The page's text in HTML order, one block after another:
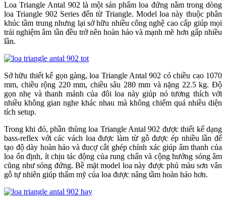
Loa Triangle Antal 902 là một sản phẩm loa đứng nằm trong dòng
loa Triangle 902 Series đến từ Triangle. Model loa này thuộc phân
khúc tầm trung nhưng lại sở hữu nhiều công nghệ cao cấp giúp mọi
trải nghiệm âm tần đều trở nên hoàn hảo và mạnh mẽ hơn gấp nhiều
lần.
Sở hữu thiết kế gọn gàng, loa Triangle Antal 902 có chiều cao 1070
mm, chiều rộng 220 mm, chiều sâu 280 mm và nặng 22.5 kg. Độ
gọn nhẹ và thanh mảnh của đôi loa này giúp nó tương thích với
nhiều không gian nghe khác nhau mà không chiếm quá nhiều diện
tích setup.
Trong khi đó, phần thùng loa Triangle Antal 902 được thiết kế dạng
bass-reflex với các vách loa được làm từ gỗ được ép nhiều lần để
tạo độ dày hoàn hảo và đucợ cắt ghép chính xác giúp âm thanh của
loa ổn định, ít chịu tác động của rung chấn và cộng hưởng sóng âm
cũng như sóng đứng. Bề mặt model loa này được phủ màu sơn vân
gỗ tự nhiên giúp thẩm mỹ của loa được nâng tầm hoàn hảo hơn.